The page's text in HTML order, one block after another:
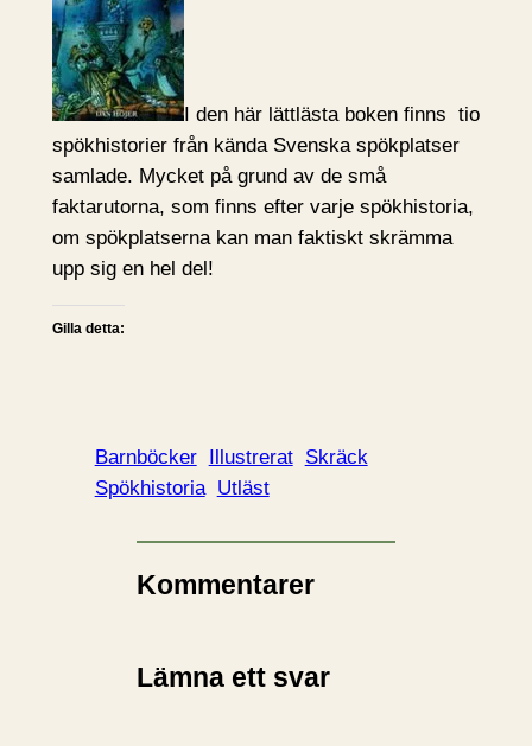
I den här lättlästa boken finns tio
spökhistorier från kända Svenska spökplatser
samlade. Mycket på grund av de små
faktarutorna, som finns efter varje spökhistoria,
om spökplatserna kan man faktiskt skrämma
upp sig en hel del!
Gilla detta:
Barnböcker Illustrerat Skräck
Spökhistoria Utläst
Kommentarer
Lämna ett svar